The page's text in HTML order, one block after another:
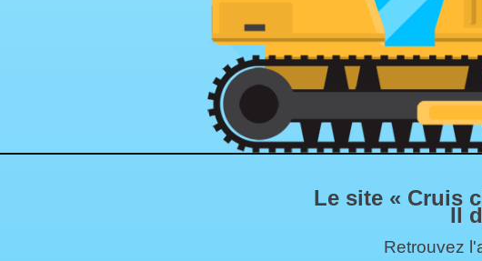
Le site « Cruis
Il
Retrouvez